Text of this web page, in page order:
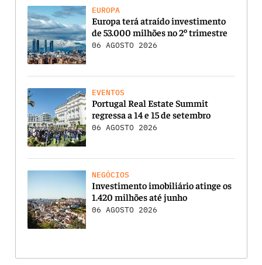
EUROPA
Europa terá atraído investimento
de 53.000 milhões no 2º trimestre
06 AGOSTO 2026
EVENTOS
Portugal Real Estate Summit
regressa a 14 e 15 de setembro
06 AGOSTO 2026
NEGÓCIOS
Investimento imobiliário atinge os
1.420 milhões até junho
06 AGOSTO 2026